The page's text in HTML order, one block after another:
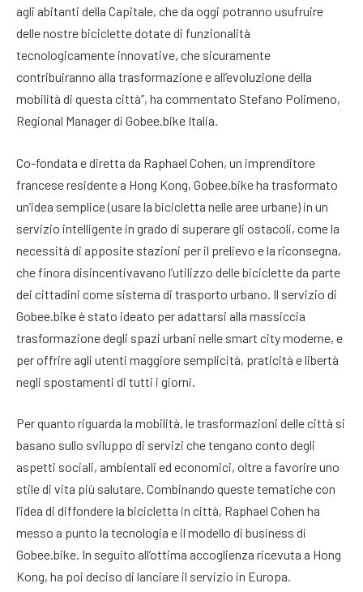
agli abitanti della Capitale, che da oggi potranno usufruire
delle nostre biciclette dotate di funzionalità
tecnologicamente innovative, che sicuramente
contribuiranno alla trasformazione e all’evoluzione della
mobilità di questa città”, ha commentato Stefano Polimeno,
Regional Manager di Gobee.bike Italia.
Co-fondata e diretta da Raphael Cohen, un imprenditore
francese residente a Hong Kong, Gobee.bike ha trasformato
un’idea semplice (usare la bicicletta nelle aree urbane) in un
servizio intelligente in grado di superare gli ostacoli, come la
necessità di apposite stazioni per il prelievo e la riconsegna,
che finora disincentivavano l’utilizzo delle biciclette da parte
dei cittadini come sistema di trasporto urbano. Il servizio di
Gobee.bike è stato ideato per adattarsi alla massiccia
trasformazione degli spazi urbani nelle smart city moderne, e
per offrire agli utenti maggiore semplicità, praticità e libertà
negli spostamenti di tutti i giorni.
Per quanto riguarda la mobilità, le trasformazioni delle città si
basano sullo sviluppo di servizi che tengano conto degli
aspetti sociali, ambientali ed economici, oltre a favorire uno
stile di vita più salutare. Combinando queste tematiche con
l’idea di diffondere la bicicletta in città, Raphael Cohen ha
messo a punto la tecnologia e il modello di business di
Gobee.bike. In seguito all’ottima accoglienza ricevuta a Hong
Kong, ha poi deciso di lanciare il servizio in Europa.